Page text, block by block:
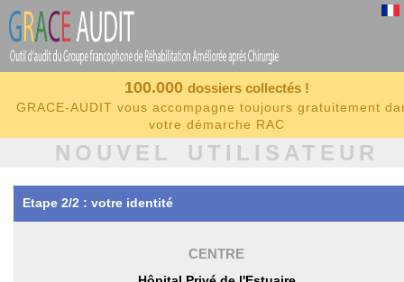
100.000 dossiers collectés !
GRACE-AUDIT vous accompagne toujours gratuitement
votre démarche RAC
NOUVEL UTILISATEUR
Etape 2/2 : votre identité
CENTRE